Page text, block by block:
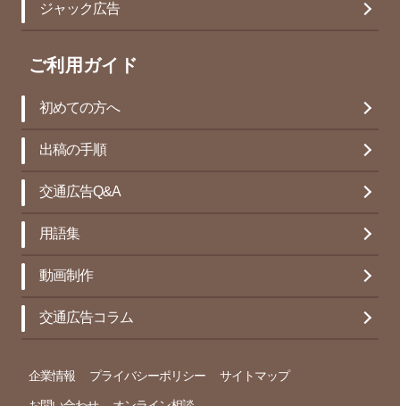
ジャック広告
ご利用ガイド
初めての方へ
出稿の手順
交通広告Q&A
用語集
動画制作
交通広告コラム
企業情報 プライバシーポリシー サイトマップ